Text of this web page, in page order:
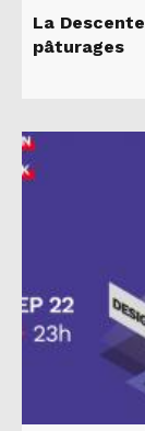
La
pâturages